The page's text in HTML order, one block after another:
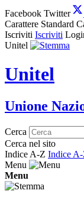
Facebook Twitter
Carattere Standard
Iscriviti Iscriviti
Unitel
Unitel
Unione
Cerca
Cerca nel sito
Indice A-Z Indice
Menu
Menu